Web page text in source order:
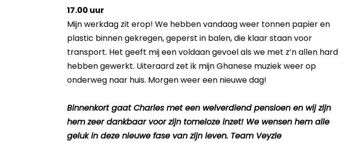
17.00 uur
Mijn werkdag zit erop! We hebben vandaag weer tonnen papier en
plastic binnen gekregen, geperst in balen, die klaar staan voor
transport. Het geeft mij een voldaan gevoel als we met z’n allen hard
hebben gewerkt. Uiteraard zet ik mijn Ghanese muziek weer op
onderweg naar huis. Morgen weer een nieuwe dag!
Binnenkort gaat Charles met een welverdiend pensioen en wij zijn
hem zeer dankbaar voor zijn tomeloze inzet! We wensen hem alle
geluk in deze nieuwe fase van zijn leven. Team Veyzle